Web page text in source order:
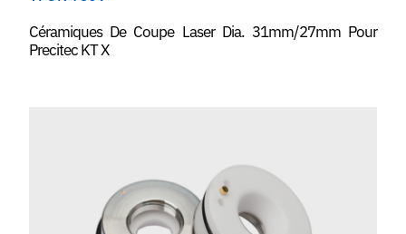
Céramiques De Coupe Laser Dia. 31mm/27mm Pour
Precitec KT X